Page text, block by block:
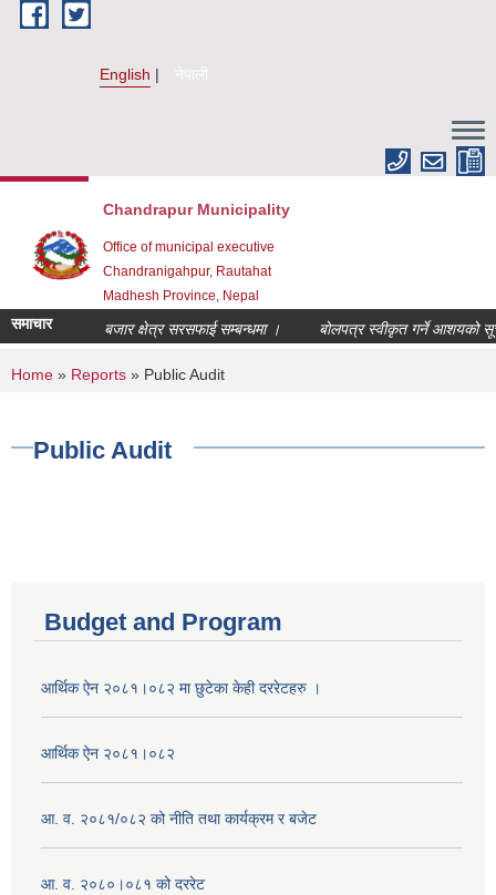
Skip to main content
English नेपाली
Chandrapur Municipality
Office of municipal executive
Chandranigahpur, Rautahat
Madhesh Province, Nepal
समाचार बजार क्षेत्र सरसफाई सम्बन्धमा । बोलपत्र स्वीकृत गर्ने आशयको
You are here
Home » Reports » Public Audit
Public Audit
Budget and Program
आर्थिक ऐन २०८१।०८२ मा छुटेका केही दररेटहरु ।
आर्थिक ऐन २०८१।०८२
आ. व. २०८१/०८२ को नीति तथा कार्यक्रम र बजेट
आ. व. २०८०।०८१ को दररेट